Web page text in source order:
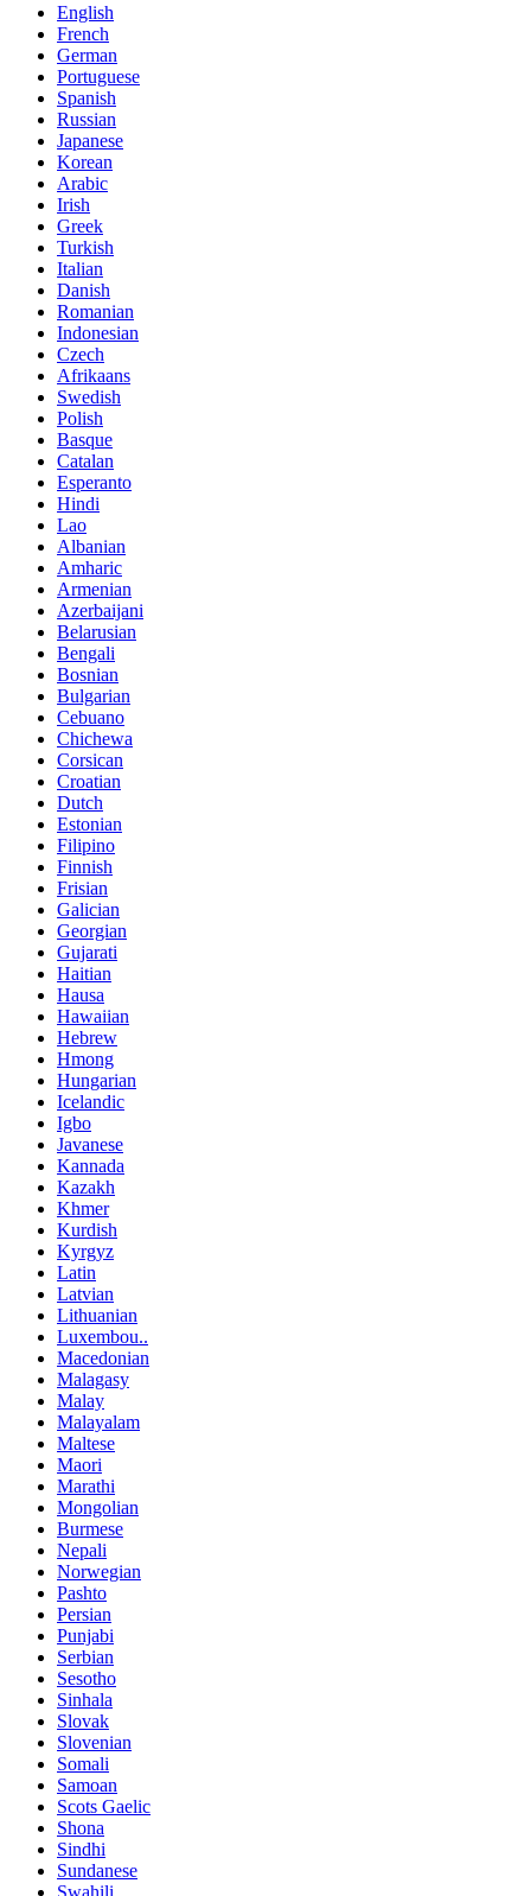
English
French
German
Portuguese
Spanish
Russian
Japanese
Korean
Arabic
Irish
Greek
Turkish
Italian
Danish
Romanian
Indonesian
Czech
Afrikaans
Swedish
Polish
Basque
Catalan
Esperanto
Hindi
Lao
Albanian
Amharic
Armenian
Azerbaijani
Belarusian
Bengali
Bosnian
Bulgarian
Cebuano
Chichewa
Corsican
Croatian
Dutch
Estonian
Filipino
Finnish
Frisian
Galician
Georgian
Gujarati
Haitian
Hausa
Hawaiian
Hebrew
Hmong
Hungarian
Icelandic
Igbo
Javanese
Kannada
Kazakh
Khmer
Kurdish
Kyrgyz
Latin
Latvian
Lithuanian
Luxembou..
Macedonian
Malagasy
Malay
Malayalam
Maltese
Maori
Marathi
Mongolian
Burmese
Nepali
Norwegian
Pashto
Persian
Punjabi
Serbian
Sesotho
Sinhala
Slovak
Slovenian
Somali
Samoan
Scots Gaelic
Shona
Sindhi
Sundanese
Swahili